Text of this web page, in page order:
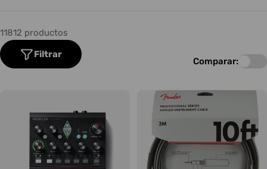
11812 productos
Filtrar
Comparar: